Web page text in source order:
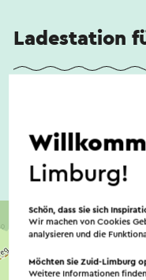
Ladestation
Limburg!
Schön, dass Sie sich
Wir machen von Cookies
analysieren und die
Möchten Sie Zuid-Limburg
Weitere Informationen